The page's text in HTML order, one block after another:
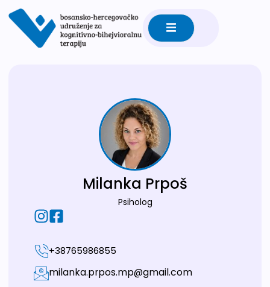
Milanka Prpoš
Psiholog
+38765986855
milanka.prpos.mp@gmail.com